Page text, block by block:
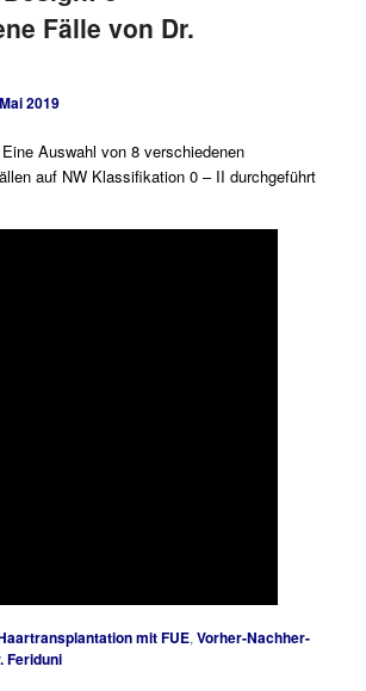
Fälle von Dr.
2019
Auswahl von 8 verschiedenen
auf NW Klassifikation 0 – II durchgeführt
mit FUE,Vorher-Nachher-
Feriduni